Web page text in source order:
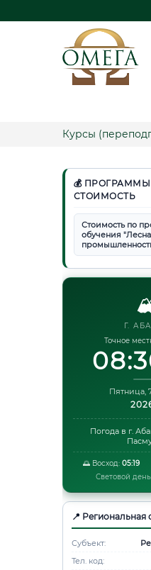
Курсы
💰
СТОИМОСТЬ
Стоимость по
обучения
Г.
Точное
Пятница,
Погода в г.
🌅 Восход: 05:19
Световой
📍 Региональная
Субъект:
Тел. код: